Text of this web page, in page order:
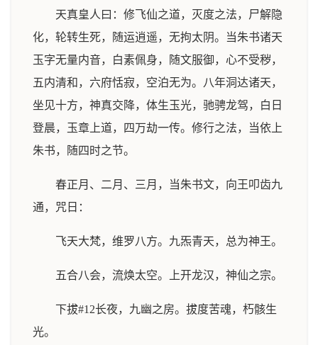
天真皇人曰：修飞仙之道，灭度之法，尸解隐
化，轮转生死，随运逍遥，无拘太阴。当朱书诸天
玉字无量内音，白素佩身，随文服御，心不受秽，
五内清和，六府恬寂，空泊无为。八年洞达诸天，
坐见十方，神真交降，体生玉光，驰骋龙驾，白日
登晨，玉章上道，四万劫一传。修行之法，当依上
朱书，随四时之节。
春正月、二月、三月，当朱书文，向王叩齿九
通，咒日：
飞天大梵，维罗八方。九炁青天，总为神王。
五合八会，流焕太空。上开龙汉，神仙之宗。
下拔#12长夜，九幽之房。拔度苦魂，朽骸生
光。